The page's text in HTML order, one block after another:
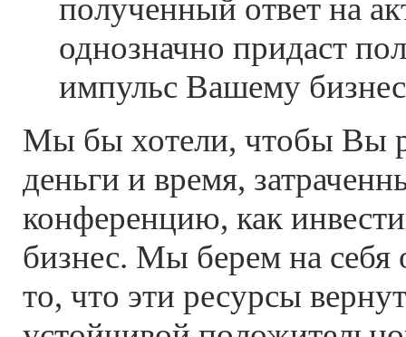
полученный ответ на
однозначно придаст
импульс Вашему
Мы бы хотели, чтобы Вы
деньги и время,
конференцию, как
бизнес. Мы берем на себя
то, что эти ресурсы